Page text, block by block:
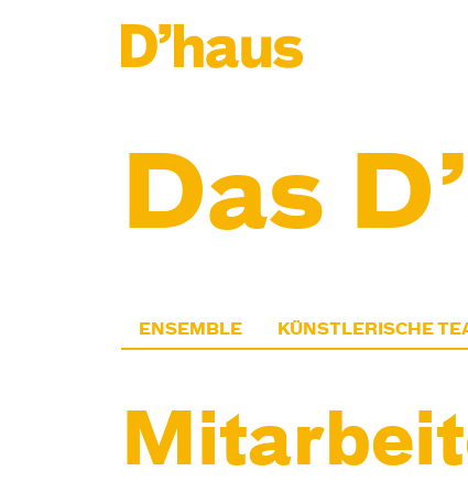
Das
ENSEMBLE KÜNSTLERISCHE